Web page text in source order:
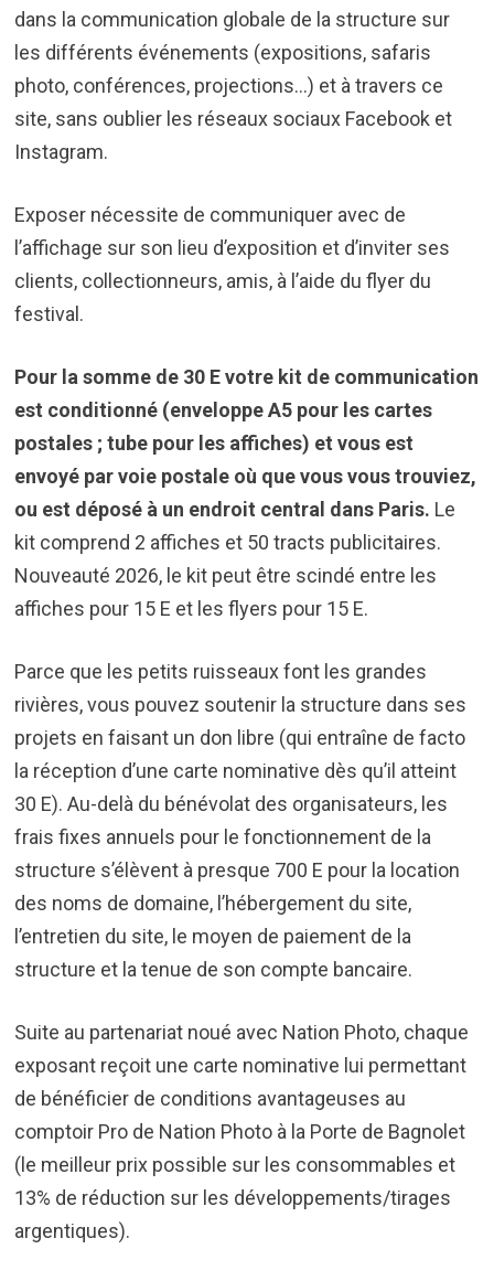
dans la communication globale de la structure sur
les différents événements (expositions, safaris
photo, conférences, projections…) et à travers ce
site, sans oublier les réseaux sociaux Facebook et
Instagram.
Exposer nécessite de communiquer avec de
l’affichage sur son lieu d’exposition et d’inviter ses
clients, collectionneurs, amis, à l’aide du flyer du
festival.
Pour la somme de 30 E votre kit de communication
est conditionné (enveloppe A5 pour les cartes
postales ; tube pour les affiches) et vous est
envoyé par voie postale où que vous vous trouviez,
ou est déposé à un endroit central dans Paris. Le
kit comprend 2 affiches et 50 tracts publicitaires.
Nouveauté 2026, le kit peut être scindé entre les
affiches pour 15 E et les flyers pour 15 E.
Parce que les petits ruisseaux font les grandes
rivières, vous pouvez soutenir la structure dans ses
projets en faisant un don libre (qui entraîne de facto
la réception d’une carte nominative dès qu’il atteint
30 E). Au-delà du bénévolat des organisateurs, les
frais fixes annuels pour le fonctionnement de la
structure s’élèvent à presque 700 E pour la location
des noms de domaine, l’hébergement du site,
l’entretien du site, le moyen de paiement de la
structure et la tenue de son compte bancaire.
Suite au partenariat noué avec Nation Photo, chaque
exposant reçoit une carte nominative lui permettant
de bénéficier de conditions avantageuses au
comptoir Pro de Nation Photo à la Porte de Bagnolet
(le meilleur prix possible sur les consommables et
13% de réduction sur les développements/tirages
argentiques).